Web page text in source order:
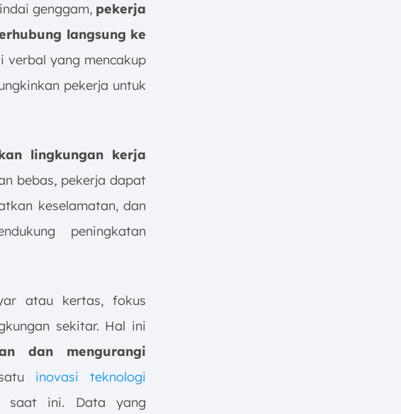
genggam, pekerja
langsung ke
verbal yang mencakup
pekerja untuk
lingkungan kerja
bebas, pekerja dapat
keselamatan, dan
peningkatan
atau kertas, fokus
sekitar. Hal ini
dan mengurangi
inovasi teknologi
saat ini. Data yang